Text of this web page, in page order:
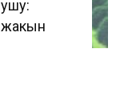
жакын